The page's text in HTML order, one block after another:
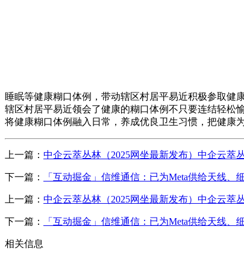
睡眠等健康糊口体例，带动辖区村居平易近积极参取健
辖区村居平易近领会了健康的糊口体例不只要连结轻松
将健康糊口体例融入日常，养成优良卫生习惯，把健康
上一篇： 中企云萃丛林（2025网坐最新发布）中企云萃
下一篇： 「互动掘金」信维通信：已为Meta供给天线、
上一篇： 中企云萃丛林（2025网坐最新发布）中企云萃
下一篇： 「互动掘金」信维通信：已为Meta供给天线、
相关信息